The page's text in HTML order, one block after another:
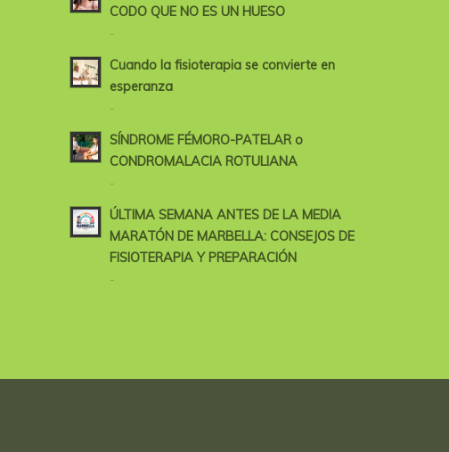
CODO QUE NO ES UN HUESO
-
Cuando la fisioterapia se convierte en
esperanza
-
SÍNDROME FÉMORO-PATELAR o
CONDROMALACIA ROTULIANA
-
ÚLTIMA SEMANA ANTES DE LA MEDIA
MARATÓN DE MARBELLA: CONSEJOS DE
FISIOTERAPIA Y PREPARACIÓN
-